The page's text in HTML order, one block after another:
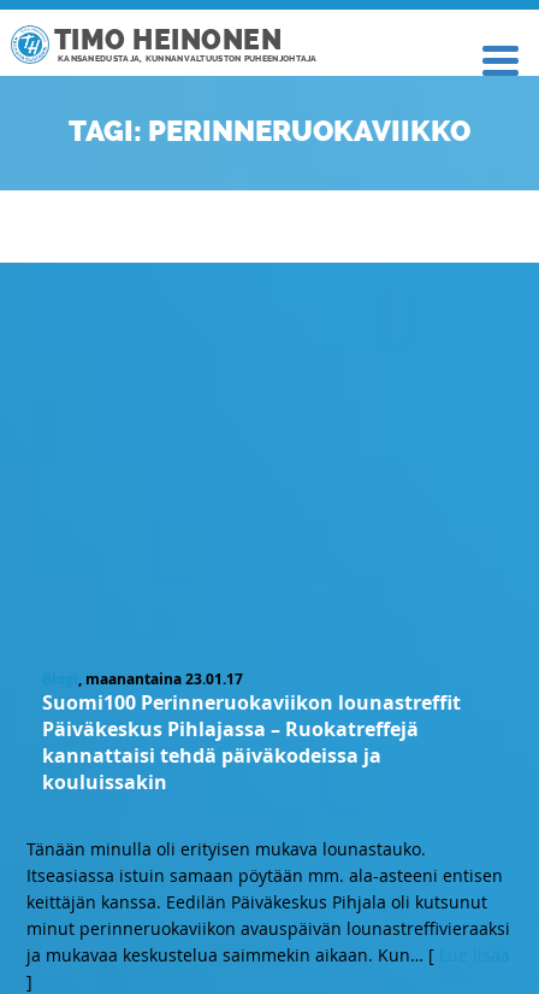
TIMO HEINONEN
KANSANEDUSTAJA, KUNNANVALTUUSTON PUHEENJOHTAJA
TAGI: PERINNERUOKAVIIKKO
, maanantaina 23.01.17
Suomi100 Perinneruokaviikon lounastreffit
Päiväkeskus Pihlajassa – Ruokatreffejä
kannattaisi tehdä päiväkodeissa ja
kouluissakin
Tänään minulla oli erityisen mukava lounastauko.
Itseasiassa istuin samaan pöytään mm. ala-asteeni entisen
keittäjän kanssa. Eedilän Päiväkeskus Pihjala oli kutsunut
minut perinneruokaviikon avauspäivän lounastreffivieraaksi
ja mukavaa keskustelua saimmekin aikaan. Kun… [
]